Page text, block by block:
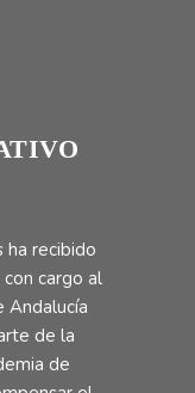
ha recibido
cargo al
Andalucía
de la
de